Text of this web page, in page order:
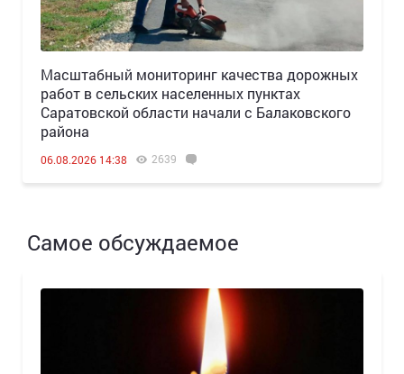
Масштабный мониторинг качества дорожных
работ в сельских населенных пунктах
Саратовской области начали с Балаковского
района
06.08.2026 14:38 2639
Самое обсуждаемое